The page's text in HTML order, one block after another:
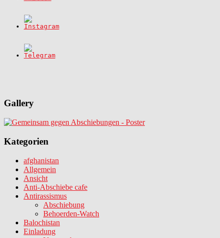
Gallery
Kategorien
afghanistan
Allgemein
Ansicht
Anti-Abschiebe cafe
Antirassismus
Abschiebung
Behoerden-Watch
Balochistan
Einladung